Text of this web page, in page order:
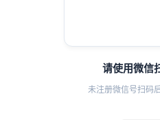
请使用微信
未注册微信号扫码